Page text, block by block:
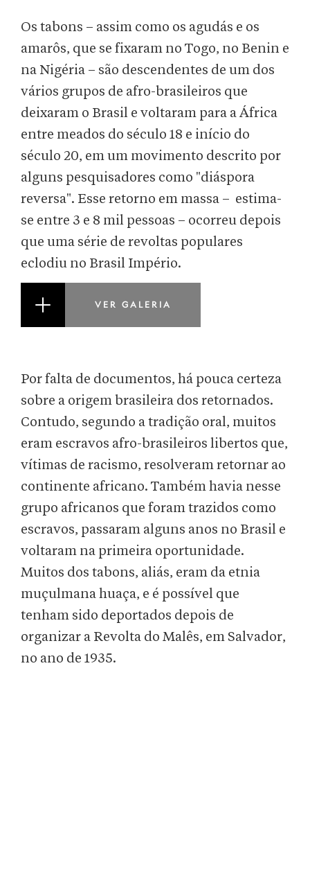
Os tabons – assim como os agudás e os
amarôs, que se fixaram no Togo, no Benin e
na Nigéria – são descendentes de um dos
vários grupos de afro-brasileiros que
deixaram o Brasil e voltaram para a África
entre meados do século 18 e início do
século 20, em um movimento descrito por
alguns pesquisadores como "diáspora
reversa". Esse retorno em massa – estima-
se entre 3 e 8 mil pessoas – ocorreu depois
que uma série de revoltas populares
eclodiu no Brasil Império.
VER GALERIA
Por falta de documentos, há pouca certeza
sobre a origem brasileira dos retornados.
Contudo, segundo a tradição oral, muitos
eram escravos afro-brasileiros libertos que,
vítimas de racismo, resolveram retornar ao
continente africano. Também havia nesse
grupo africanos que foram trazidos como
escravos, passaram alguns anos no Brasil e
voltaram na primeira oportunidade.
Muitos dos tabons, aliás, eram da etnia
muçulmana huaça, e é possível que
tenham sido deportados depois de
organizar a Revolta do Malês, em Salvador,
no ano de 1935.